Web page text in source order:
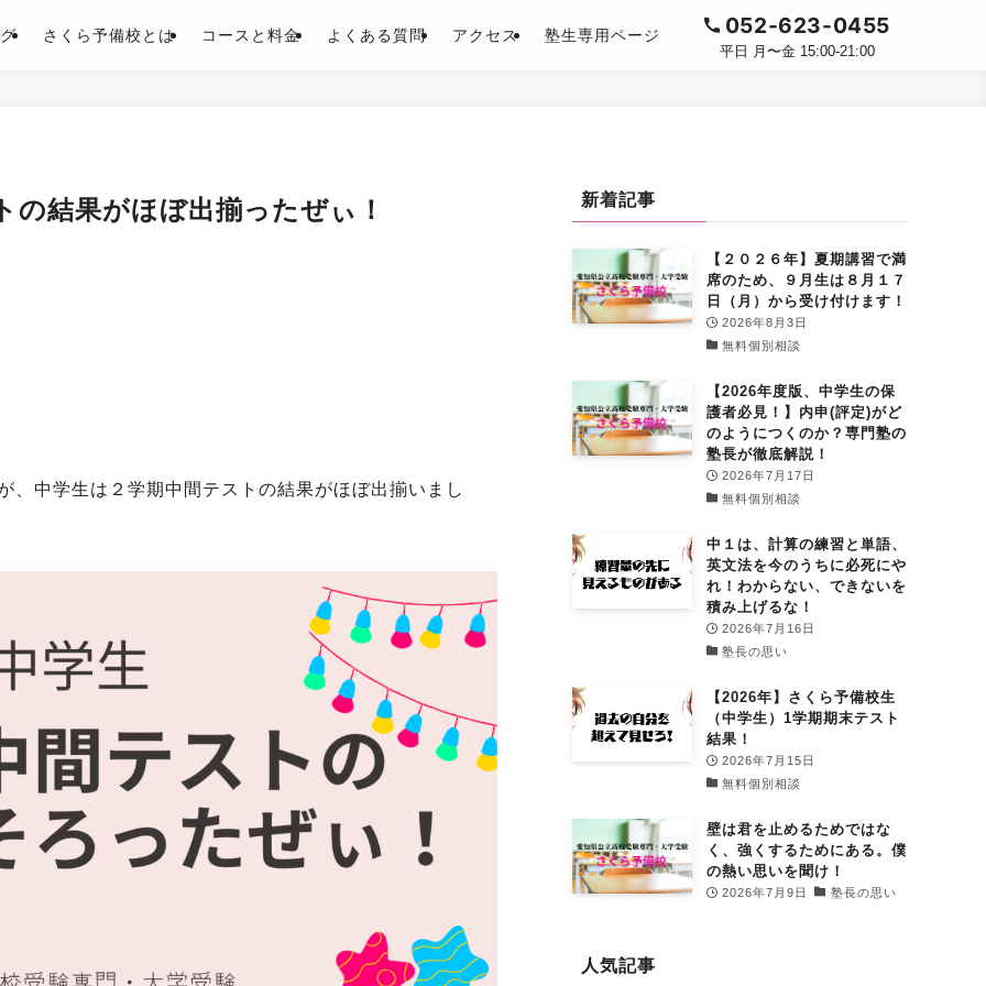
さくら予備校とは コースと料金 よくある質問 アクセス 塾生専用ページ 052-623-0455
平日 月〜金 15:00-21:00
の結果がほぼ出揃ったぜぃ！
、中学生は２学期中間テストの結果がほぼ出揃いまし
新着記事
【２０２６年】夏期講習で満
席のため、９月生は８月１７
日（月）から受け付けます！
2026年8月3日
無料個別相談
【2026年度版、中学生の保
護者必見！】内申(評定)がど
のようにつくのか？専門塾の
塾長が徹底解説！
2026年7月17日
無料個別相談
中１は、計算の練習と単語、
英文法を今のうちに必死にや
れ！わからない、できないを
積み上げるな！
2026年7月16日
塾長の思い
【2026年】さくら予備校生
（中学生）1学期期末テスト
結果！
2026年7月15日
無料個別相談
壁は君を止めるためではな
く、強くするためにある。僕
の熱い思いを聞け！
2026年7月9日 塾長の思い
人気記事